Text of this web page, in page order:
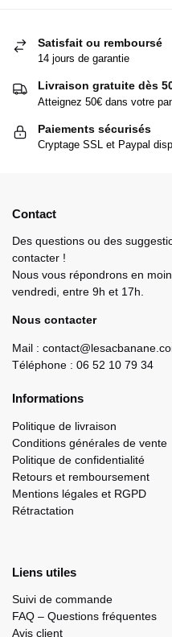
Satisfait ou remboursé
14 jours de garantie
Livraison gratuite dès
Atteignez 50€ dans votre
Paiements sécurisés
Cryptage SSL et Paypal
Contact
Des questions ou des
contacter !
Nous vous répondrons en
vendredi, entre 9h et 17h.
Nous contacter
Mail :
Téléphone : 06 52 10 79 34
Informations
Politique de livraison
Conditions générales de vente
Politique de confidentialité
Retours et remboursement
Mentions légales et RGPD
Rétractation
Liens utiles
Suivi de commande
FAQ – Questions fréquentes
Avis client